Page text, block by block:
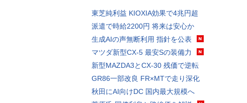
東芝純利益 KIOXIA効果で4兆円超
派遣で時給2200円 将来は安心か
生成AIの声無断利用 指針を公表
マツダ新型CX-5 最安Sの装備力
新型MAZDA3とCX-30 残価で逆転
GR86一部改良 FR×MTで走り深化
秋田にAI向けDC 国内最大規模へ